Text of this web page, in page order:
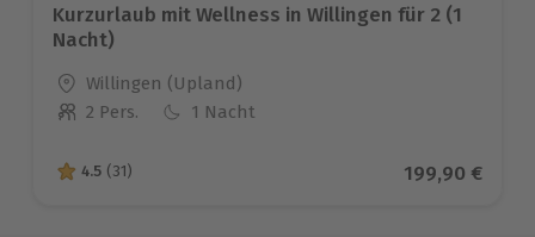
Kurzurlaub mit Wellness in Willingen für 2 (1
Nacht)
Standort
Willingen (Upland)
Anzahl der Teilnehmer
2 Pers. 1 Nacht
4.5 von 5 Sternen basierend auf 31 Bewertungen
4.5 (31) Aktueller
199,90 €